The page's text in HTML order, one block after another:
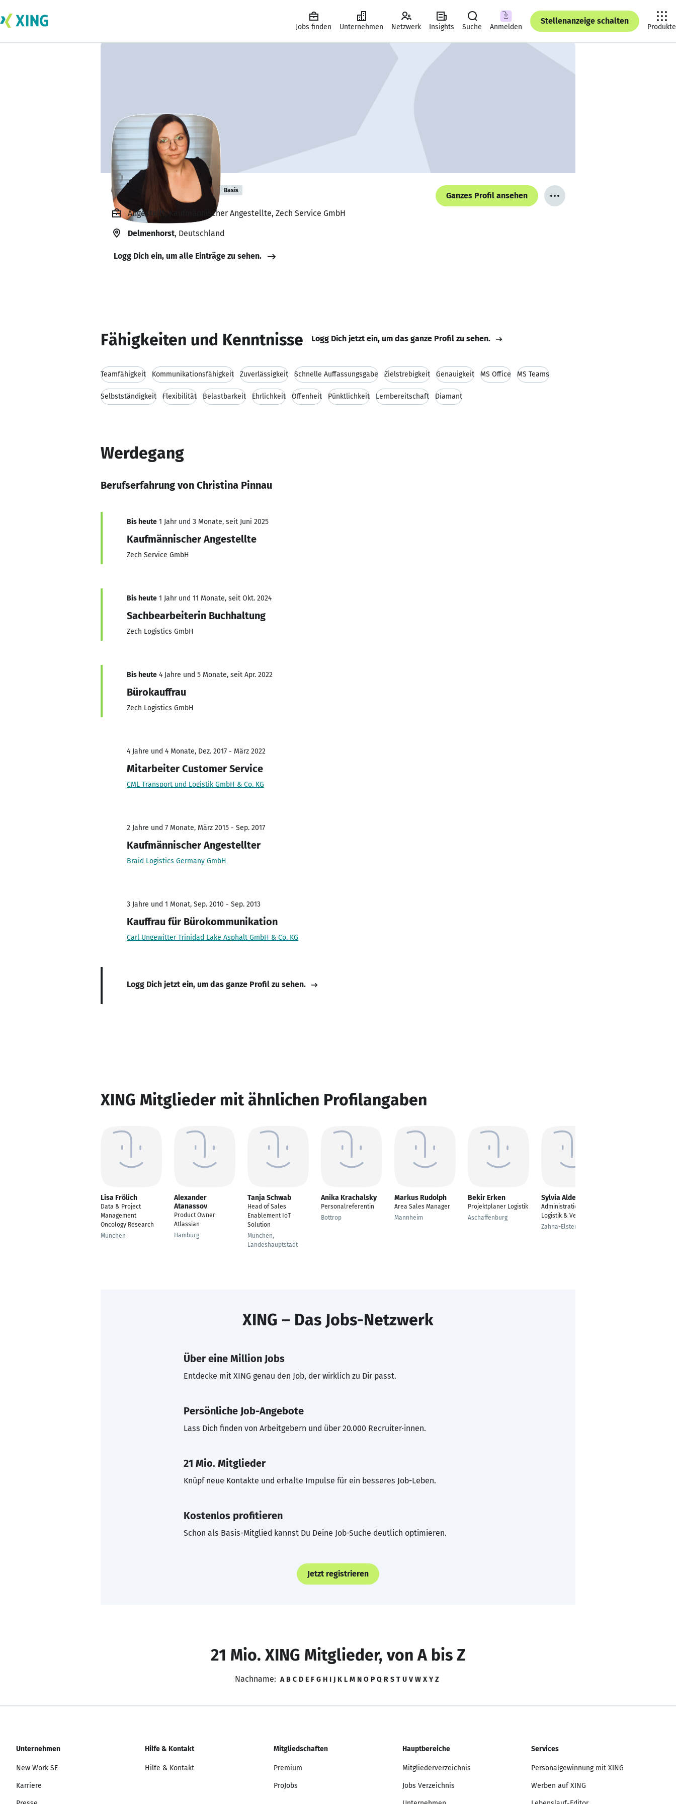
Jobs finden Unternehmen Netzwerk Insights Suche Anmelden
Stellenanzeige schalten
Produkte
Christina Pinnau Basis
Ganzes Profil ansehen
Angestellt, Kaufmännischer Angestellte, Zech Service GmbH
Delmenhorst, Deutschland
Logg Dich ein, um alle Einträge zu sehen.
Fähigkeiten und Kenntnisse Logg Dich jetzt ein, um das ganze Profil zu sehen.
Teamfähigkeit Kommunikationsfähigkeit Zuverlässigkeit Schnelle Auffassungsgabe Zielstrebigkeit Genauigkeit MS Office MS Teams
Selbstständigkeit Flexibilität Belastbarkeit Ehrlichkeit Offenheit Pünktlichkeit Lernbereitschaft Diamant
Werdegang
Berufserfahrung von Christina Pinnau
Bis heute 1 Jahr und 3 Monate, seit Juni 2025
Kaufmännischer Angestellte
Zech Service GmbH
Bis heute 1 Jahr und 11 Monate, seit Okt. 2024
Sachbearbeiterin Buchhaltung
Zech Logistics GmbH
Bis heute 4 Jahre und 5 Monate, seit Apr. 2022
Bürokauffrau
Zech Logistics GmbH
4 Jahre und 4 Monate, Dez. 2017 - März 2022
Mitarbeiter Customer Service
CML Transport und Logistik GmbH & Co. KG
2 Jahre und 7 Monate, März 2015 - Sep. 2017
Kaufmännischer Angestellter
Braid Logistics Germany GmbH
3 Jahre und 1 Monat, Sep. 2010 - Sep. 2013
Kauffrau für Bürokommunikation
Carl Ungewitter Trinidad Lake Asphalt GmbH & Co. KG
Logg Dich jetzt ein, um das ganze Profil zu sehen.
XING Mitglieder mit ähnlichen Profilangaben
Lisa Frölich
Data & Project
Management
Oncology Research
München
Alexander
Atanassov
Product Owner
Atlassian
Hamburg
Tanja Schwab
Head of Sales
Enablement IoT
Solution
München,
Landeshauptstadt
Anika Krachalsky
Personalreferentin
Bottrop
Markus Rudolph
Area Sales Manager
Mannheim
Bekir Erken
Projektplaner Logistik
Aschaffenburg
Sylvia Alder
Administration
Logistik & Versand
Zahna-Elster
XING – Das Jobs-Netzwerk
Über eine Million Jobs
Entdecke mit XING genau den Job, der wirklich zu Dir passt.
Persönliche Job-Angebote
Lass Dich finden von Arbeitgebern und über 20.000 Recruiter·innen.
21 Mio. Mitglieder
Knüpf neue Kontakte und erhalte Impulse für ein besseres Job-Leben.
Kostenlos profitieren
Schon als Basis-Mitglied kannst Du Deine Job-Suche deutlich optimieren.
Jetzt registrieren
21 Mio. XING Mitglieder, von A bis Z
Nachname: A B C D E F G H I J K L M N O P Q R S T U V W X Y Z
Unternehmen
New Work SE
Karriere
Hilfe & Kontakt
Hilfe & Kontakt
Mitgliedschaften
Premium
ProJobs
Hauptbereiche
Mitgliederverzeichnis
Jobs Verzeichnis
Services
Personalgewinnung mit XING
Werben auf XING